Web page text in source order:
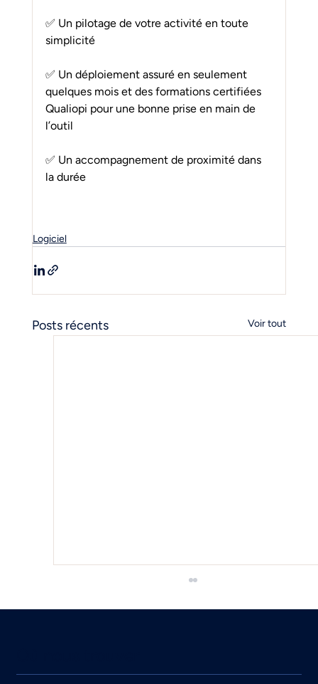
✅ Un pilotage de votre activité en toute
simplicité
✅ Un déploiement assuré en seulement
quelques mois et des formations certifiées
Qualiopi pour une bonne prise en main de
l’outil
✅ Un accompagnement de proximité dans
la durée
Logiciel
Posts récents Voir tout